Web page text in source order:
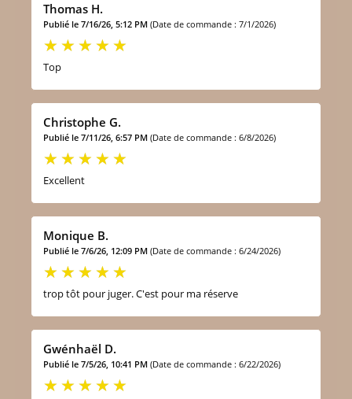
Thomas H.
Publié le 7/16/26, 5:12 PM (Date de commande : 7/1/2026)
Top
Christophe G.
Publié le 7/11/26, 6:57 PM (Date de commande : 6/8/2026)
Excellent
Monique B.
Publié le 7/6/26, 12:09 PM (Date de commande : 6/24/2026)
trop tôt pour juger. C'est pour ma réserve
Gwénhaël D.
Publié le 7/5/26, 10:41 PM (Date de commande : 6/22/2026)